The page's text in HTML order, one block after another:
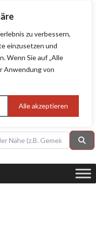
zu verbessern,
einzusetzen und
Wenn Sie auf „Alle
Anwendung von
Alle akzeptieren
die mit dem DIAMANT,
"Bauherrenhilfe.org-
(z.B. Gemeinde Baden)